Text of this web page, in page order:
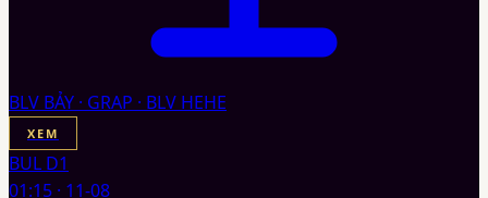
BLV BẢY · GRAP · BLV HEHE
XEM
BUL D1
01:15 · 11-08